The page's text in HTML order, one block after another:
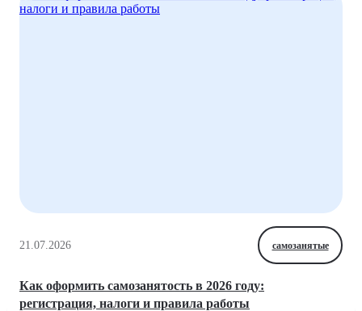
21.07.2026 самозанятые
Как оформить самозанятость в 2026 году:
регистрация, налоги и правила работы